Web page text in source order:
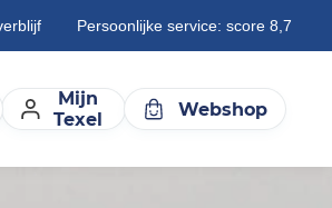
Persoonlijke service: score 8,7
Mijn
Texel
Webshop